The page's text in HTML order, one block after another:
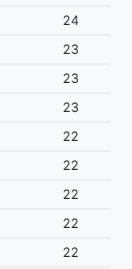
24
23
23
23
22
22
22
22
22